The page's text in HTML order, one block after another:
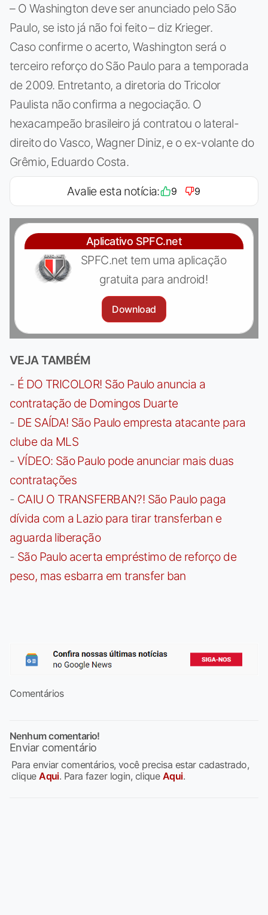
– O Washington deve ser anunciado pelo São
Paulo, se isto já não foi feito – diz Krieger.
Caso confirme o acerto, Washington será o
terceiro reforço do São Paulo para a temporada
de 2009. Entretanto, a diretoria do Tricolor
Paulista não confirma a negociação. O
hexacampeão brasileiro já contratou o lateral-
direito do Vasco, Wagner Diniz, e o ex-volante do
Grêmio, Eduardo Costa.
Avalie esta notícia: 9 9
Aplicativo SPFC.net
SPFC.net tem uma aplicação
gratuita para android!
Download
VEJA TAMBÉM
- É DO TRICOLOR! São Paulo anuncia a
contratação de Domingos Duarte
- DE SAÍDA! São Paulo empresta atacante para
clube da MLS
- VÍDEO: São Paulo pode anunciar mais duas
contratações
- CAIU O TRANSFERBAN?! São Paulo paga
dívida com a Lazio para tirar transferban e
aguarda liberação
- São Paulo acerta empréstimo de reforço de
peso, mas esbarra em transfer ban
Comentários
Nenhum comentario!
Enviar comentário
Para enviar comentários, você precisa estar cadastrado,
cliqueAqui. Para fazer login, clique Aqui.